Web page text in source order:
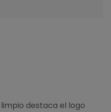
destaca el logo